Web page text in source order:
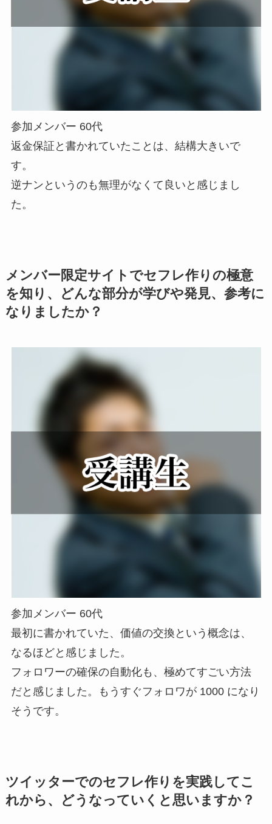
参加メンバー 60代
返金保証と書かれていたことは、結構大きいで
す。
逆ナンというのも無理がなくて良いと感じまし
た。
メンバー限定サイトでセフレ作りの極意
を知り、どんな部分が学びや発見、参考に
なりましたか？
参加メンバー 60代
最初に書かれていた、価値の交換という概念は、
なるほどと感じました。
フォロワーの確保の自動化も、極めてすごい方法
だと感じました。もうすぐフォロワが 1000 になり
そうです。
ツイッターでのセフレ作りを実践してこ
れから、どうなっていくと思いますか？